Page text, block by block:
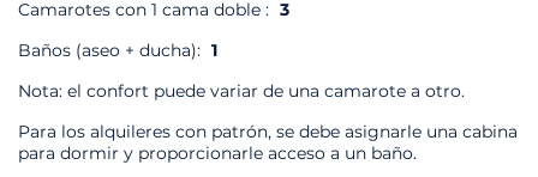
Camarotes con 1 cama doble : 3
Baños (aseo + ducha): 1
Nota: el confort puede variar de una camarote a otro.
Para los alquileres con patrón, se debe asignarle una cabina
para dormir y proporcionarle acceso a un baño.